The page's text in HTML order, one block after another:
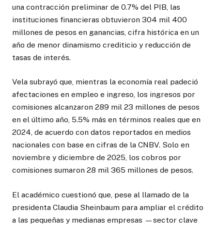
una contracción preliminar de 0.7% del PIB, las
instituciones financieras obtuvieron 304 mil 400
millones de pesos en ganancias, cifra histórica en un
año de menor dinamismo crediticio y reducción de
tasas de interés.
Vela subrayó que, mientras la economía real padeció
afectaciones en empleo e ingreso, los ingresos por
comisiones alcanzaron 289 mil 23 millones de pesos
en el último año, 5.5% más en términos reales que en
2024, de acuerdo con datos reportados en medios
nacionales con base en cifras de la CNBV. Solo en
noviembre y diciembre de 2025, los cobros por
comisiones sumaron 28 mil 365 millones de pesos.
El académico cuestionó que, pese al llamado de la
presidenta Claudia Sheinbaum para ampliar el crédito
a las pequeñas y medianas empresas —sector clave